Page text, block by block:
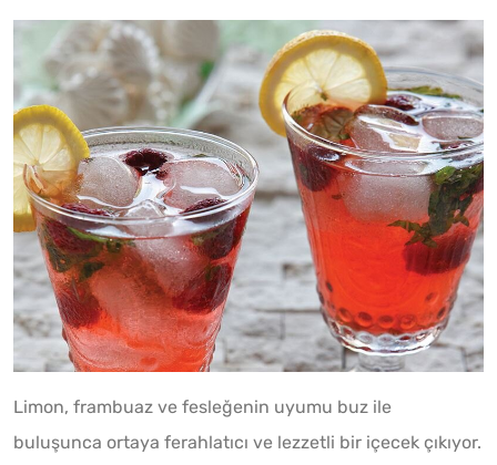
Limon, frambuaz ve fesleğenin uyumu buz ile
buluşunca ortaya ferahlatıcı ve lezzetli bir içecek çıkıyor.